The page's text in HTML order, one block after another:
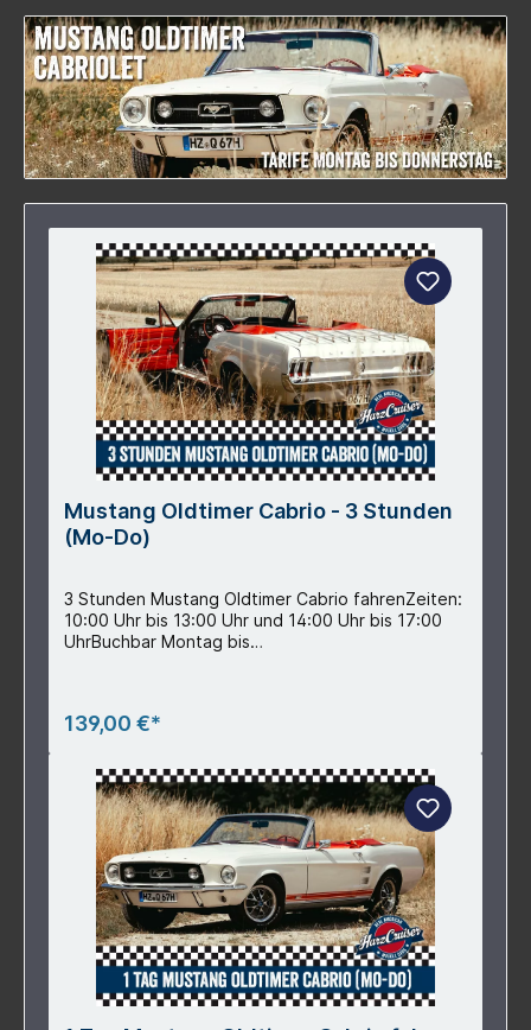
Mustang Oldtimer Cabrio - 3 Stunden
(Mo-Do)
3 Stunden Mustang Oldtimer Cabrio fahrenZeiten:
10:00 Uhr bis 13:00 Uhr und 14:00 Uhr bis 17:00
UhrBuchbar Montag bis
Versicherung mit 2.500 € Selbstbeteiligung im
Zubehör)- inkl. 70 Freikilometer (pro
Mehrkilometer 1,00 €) - inkl. Autowäsche nach
Fahrzeugrückgabe- inkl. aller Beifahrer
(Zusatzfahrer siehe Zubehör)- Rechtssicherheit
durch gemeinsam ausgefertigtes
Übergabe-/RückgabeprotokollTeilnahmevorausse
tzungen:- Mindestalter 23 Jahre- Führerschein
Klasse B- Mindestens 5 Jahre einen gültigen
Führerschein- Personalausweis- normale
physische und psychische
VerfassungMitzubringen sind:- festes Schuhwerk-
Personalausweis- Führerschein- EC-Karte (zur
Hinterlegung der Kaution in Höhe von 500,00
139,00 €*